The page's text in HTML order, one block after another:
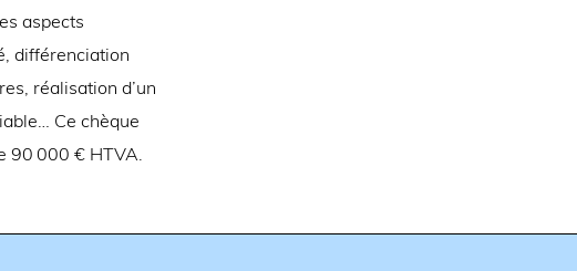
aspects
différenciation
réalisation d’un
Ce chèque
90 000 € HTVA.